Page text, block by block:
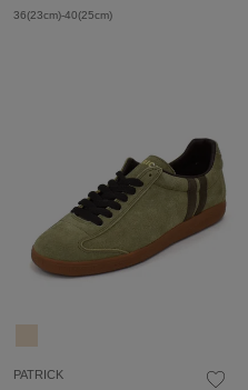
36(23cm)-40(25cm)
PATRICK